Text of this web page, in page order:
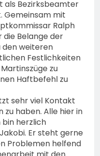
als Bezirksbeamter
Gemeinsam mit
Ralph
Belange der
den weiteren
Festlichkeiten
zu
Haftbefehl zu
sehr viel Kontakt
zu haben. Alle hier in
bin herzlich
Er steht gerne
Problemen helfend